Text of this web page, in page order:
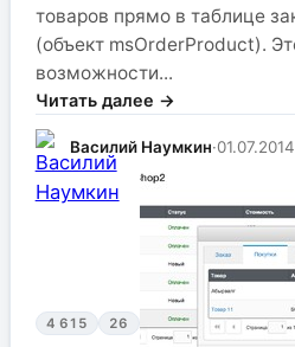
товаров прямо в таблице
(объект msOrderProduct).
возможности...
Читать далее →
Василий Наумкин·01.07.2014
4 615 26